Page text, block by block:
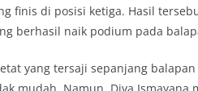
finis di posisi ketiga. Hasil
berhasil naik podium pada
yang tersaji sepanjang